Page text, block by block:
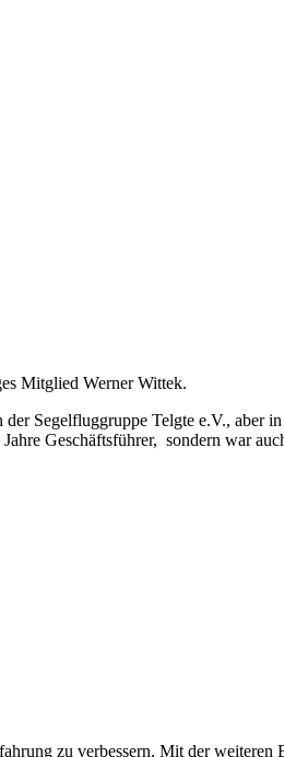
Mitglied Werner Wittek.
Segelfluggruppe Telgte e.V., aber in
Geschäftsführer, sondern war
zu verbessern. Mit der